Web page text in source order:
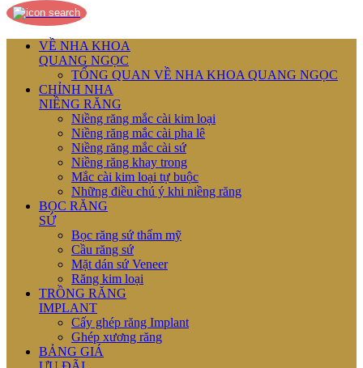
VỀ NHA KHOA
QUANG NGỌC
TỔNG QUAN VỀ NHA KHOA QUANG NGỌC
CHỈNH NHA
NIỀNG RĂNG
Niềng răng mắc cài kim loại
Niềng răng mắc cài pha lê
Niềng răng mắc cài sứ
Niềng răng khay trong
Mắc cài kim loại tự buộc
Những điều chú ý khi niềng răng
BỌC RĂNG
SỨ
Bọc răng sứ thẩm mỹ
Cầu răng sứ
Mặt dán sứ Veneer
Răng kim loại
TRỒNG RĂNG
IMPLANT
Cấy ghép răng Implant
Ghép xương răng
BẢNG GIÁ